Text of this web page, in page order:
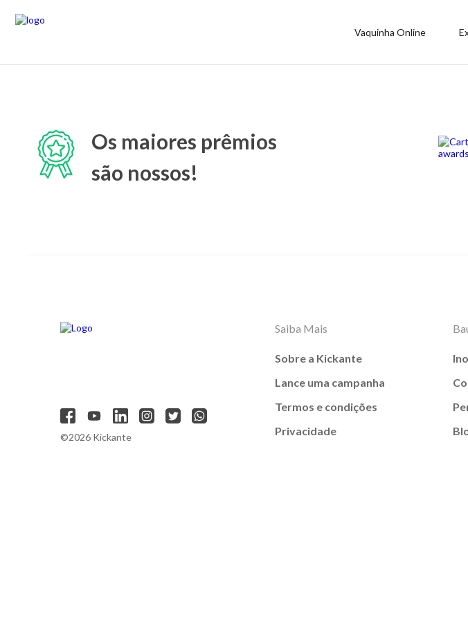
Vaquinha Online
Os maiores prêmios
são nossos!
©2026 Kickante
Saiba Mais
Sobre a Kickante
Lance uma campanha
Termos e condições
Privacidade